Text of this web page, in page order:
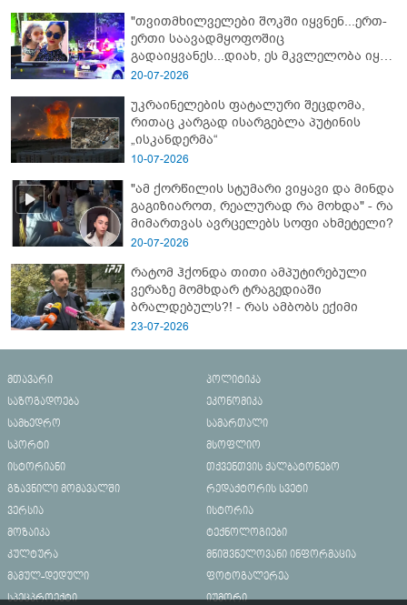
"თვითმხილველები შოკში იყვნენ...ერთ-
ერთი საავადმყოფოშიც
გადაიყვანეს...დიახ, ეს მკვლელობა იყო"
- გორში დატრიალებული ტრაგედიის
20-07-2026
უკრაინელების ფატალური შეცდომა,
რითაც კარგად ისარგებლა პუტინის
„ისკანდერმა“
10-07-2026
"ამ ქორწილის სტუმარი ვიყავი და მინდა
გაგიზიაროთ, რეალურად რა მოხდა" - რა
მიმართვას ავრცელებს სოფი ახმეტელი?
20-07-2026
რატომ ჰქონდა თითი ამპუტირებული
ვერაზე მომხდარ ტრაგედიაში
ბრალდებულს?! - რას ამბობს ექიმი
23-07-2026
მთავარი
პოლიტიკა
საზოგადოება
ეკონომიკა
სამხედრო
სამართალი
სპორტი
მსოფლიო
ისტორიანი
თქვენთვის ქალბატონებო
გზავნილი მომავალში
რედაქტორის სვეტი
ვერსია
ისტორია
მოზაიკა
ტექნოლოგიები
კულტურა
მნიშვნელოვანი ინფორმაცია
მამულ-დედული
ფოტოგალერეა
სპეცპროექტი
იუმორი